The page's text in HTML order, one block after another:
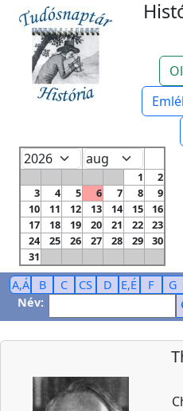
1
2
3
4 5 6 7 8
9
10
11 12 13 14 15
16
17
18 19 20 21 22
23
24
25 26 27 28 29
30
31
A,Á B C CS D E,É F G
Név: